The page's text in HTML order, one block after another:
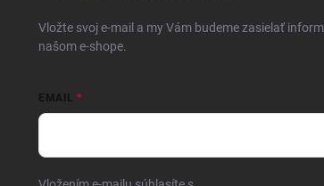
Vložte svoj e-mail a my Vám budeme zasielať
našom e-shope.
EMAIL